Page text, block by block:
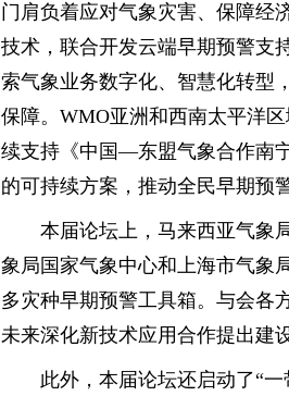
门肩负着应对气象灾害、保障经
技术，联合开发云端早期预警支
索气象业务数字化、智慧化转型
保障。WMO亚洲和西南太平洋
续支持《中国—东盟气象合作南
的可持续方案，推动全民早期预
本届论坛上，马来西亚气象
象局国家气象中心和上海市气象
多灾种早期预警工具箱。与会各
未来深化新技术应用合作提出建
此外，本届论坛还启动了“